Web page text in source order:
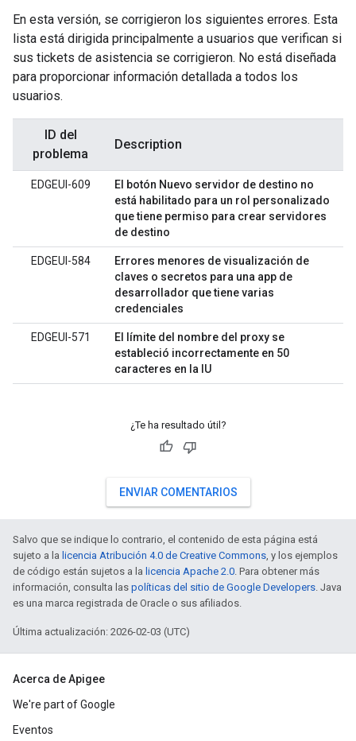
En esta versión, se corrigieron los siguientes errores. Esta
lista está dirigida principalmente a usuarios que verifican si
sus tickets de asistencia se corrigieron. No está diseñada
para proporcionar información detallada a todos los
usuarios.
ID del
problema
Description
EDGEUI-609
El botón Nuevo servidor de destino no
está habilitado para un rol personalizado
que tiene permiso para crear servidores
de destino
EDGEUI-584
Errores menores de visualización de
claves o secretos para una app de
desarrollador que tiene varias
credenciales
EDGEUI-571
El límite del nombre del proxy se
estableció incorrectamente en 50
caracteres en la IU
¿Te ha resultado útil?
ENVIAR COMENTARIOS
Salvo que se indique lo contrario, el contenido de esta página está
sujeto a la licencia Atribución 4.0 de Creative Commons, y los ejemplos
de código están sujetos a la licencia Apache 2.0. Para obtener más
información, consulta las políticas del sitio de Google Developers. Java
es una marca registrada de Oracle o sus afiliados.
Última actualización: 2026-02-03 (UTC)
Acerca de Apigee
We're part of Google
Eventos